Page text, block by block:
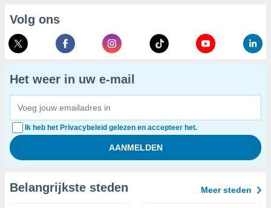
Volg ons
Het weer in uw e-mail
Ik heb het Privacybeleid gelezen en accepteer het.
Belangrijkste steden Meer steden